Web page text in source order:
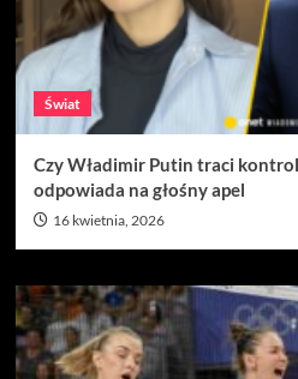
Świat
Czy Władimir Putin traci
odpowiada na głośny apel
16 kwietnia, 2026